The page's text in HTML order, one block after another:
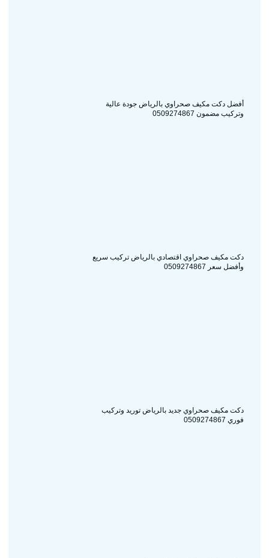
أفضل دكت مكيف صحراوي بالرياض جودة عالية
وتركيب مضمون 0509274867
دكت مكيف صحراوي اقتصادي بالرياض تركيب سريع
وأفضل سعر 0509274867
دكت مكيف صحراوي جديد بالرياض توريد وتركيب
فوري 0509274867